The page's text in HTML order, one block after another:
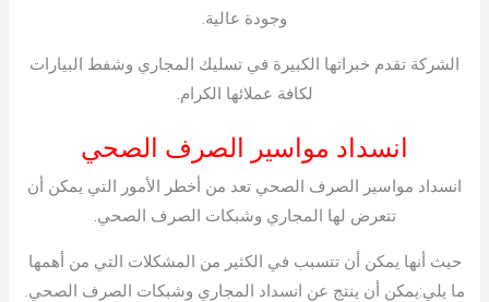
وجودة عالية.
الشركة تقدم خبراتها الكبيرة في تسليك المجاري وشفط البيارات
لكافة عملائها الكرام.
انسداد مواسير الصرف الصحي
انسداد مواسير الصرف الصحي تعد من أخطر الأمور التي يمكن أن
تتعرض لها المجاري وشبكات الصرف الصحي.
حيث أنها يمكن أن تتسبب في الكثير من المشكلات التي من أهمها
ما يلي:يمكن أن ينتج عن انسداد المجاري وشبكات الصرف الصحي.